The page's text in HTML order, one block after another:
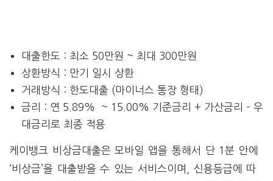
대출한도 : 최소 50만원 ~ 최대 300만원
상환방식 : 만기 일시 상환
거래방식 : 한도대출 (마이너스 통장 형태)
금리 : 연 5.89%
~ 15.00% 기준금리 + 가산금리 – 우
대금리로 최종 적용
케이뱅크 비상금대출은 모바일 앱을 통해서 단 1분 안에
‘비상금’을 대출받을 수 있는 서비스이며, 신용등급에 따